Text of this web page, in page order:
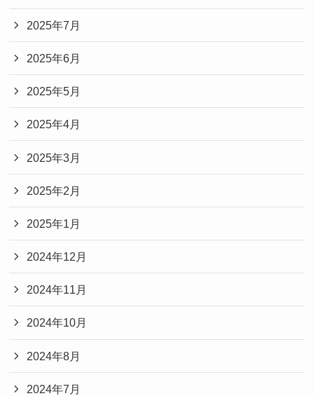
2025年7月
2025年6月
2025年5月
2025年4月
2025年3月
2025年2月
2025年1月
2024年12月
2024年11月
2024年10月
2024年8月
2024年7月